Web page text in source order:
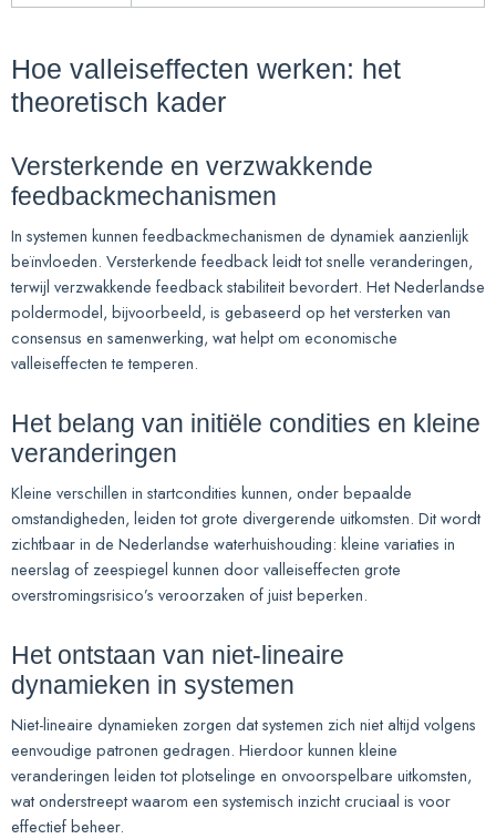
Hoe valleiseffecten werken: het
theoretisch kader
Versterkende en verzwakkende
feedbackmechanismen
In systemen kunnen feedbackmechanismen de dynamiek aanzienlijk
beïnvloeden. Versterkende feedback leidt tot snelle veranderingen,
terwijl verzwakkende feedback stabiliteit bevordert. Het Nederlandse
poldermodel, bijvoorbeeld, is gebaseerd op het versterken van
consensus en samenwerking, wat helpt om economische
valleiseffecten te temperen.
Het belang van initiële condities en kleine
veranderingen
Kleine verschillen in startcondities kunnen, onder bepaalde
omstandigheden, leiden tot grote divergerende uitkomsten. Dit wordt
zichtbaar in de Nederlandse waterhuishouding: kleine variaties in
neerslag of zeespiegel kunnen door valleiseffecten grote
overstromingsrisico’s veroorzaken of juist beperken.
Het ontstaan van niet-lineaire
dynamieken in systemen
Niet-lineaire dynamieken zorgen dat systemen zich niet altijd volgens
eenvoudige patronen gedragen. Hierdoor kunnen kleine
veranderingen leiden tot plotselinge en onvoorspelbare uitkomsten,
wat onderstreept waarom een systemisch inzicht cruciaal is voor
effectief beheer.